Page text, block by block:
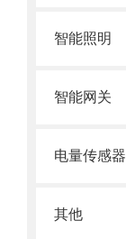
智能照明
智能网关
电量传感器
其他